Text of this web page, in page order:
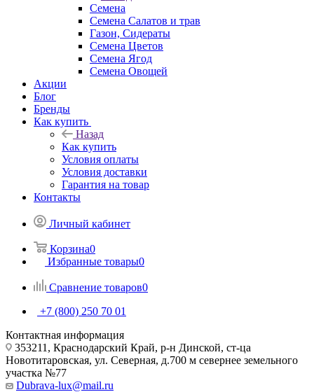
Семена
Семена Салатов и трав
Газон, Сидераты
Семена Цветов
Семена Ягод
Семена Овощей
Акции
Блог
Бренды
Как купить
Назад
Как купить
Условия оплаты
Условия доставки
Гарантия на товар
Контакты
Личный кабинет
Корзина0
Избранные товары0
Сравнение товаров0
+7 (800) 250 70 01
Контактная информация
353211, Краснодарский Край, р-н Динской, ст-ца
Новотитаровская, ул. Северная, д.700 м севернее земельного
участка №77
Dubrava-lux@mail.ru